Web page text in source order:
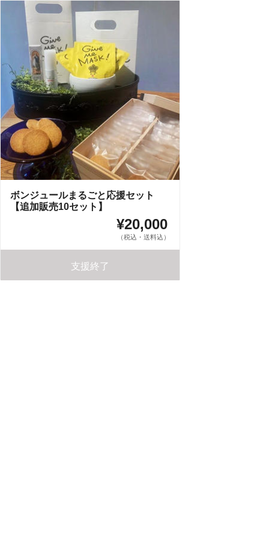
ボンジュールまるごと応援セット
【追加販売10セット】
¥20,000
（税込・送料込）
支援終了